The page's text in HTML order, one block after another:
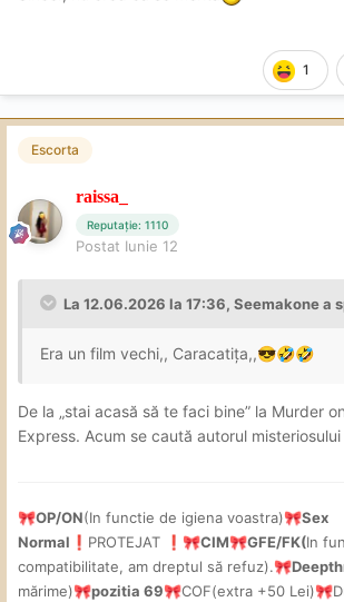
1
Escorta
raissa_
Reputație: 1110
Postat Iunie 12
La 12.06.2026 la 17:36, Seemakonea
Era un film vechi,, Caracatița,,😎🤣🤣
De la „stai acasă să te faci bine” la Murder
Express. Acum se caută autorul misteriosului
🎀OP/ON(In functie de igiena voastra)🎀Sex
Normal ❗ PROTEJAT ❗ 🎀CIM🎀GFE/FK(In
compatibilitate, am dreptul să refuz).🎀
mărime)🎀pozitia 69🎀COF(extra +50 Lei)🎀